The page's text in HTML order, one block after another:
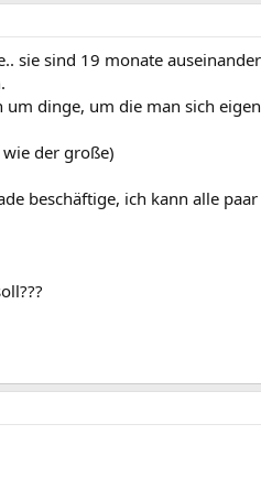
sie sind 19 monate
dinge, um die man sich
der große)
beschäftige, ich kann alle